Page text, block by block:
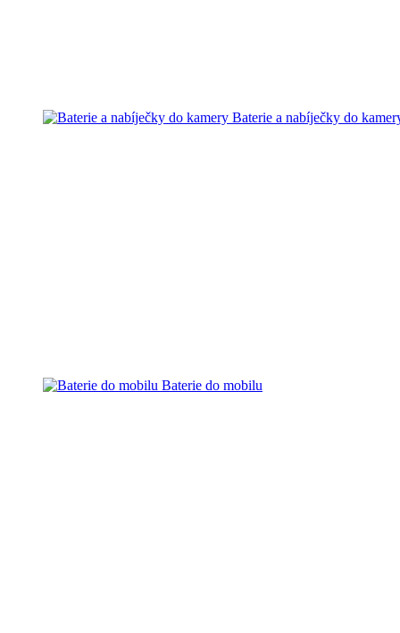
Baterie a nabíječky do
Baterie do mobilu